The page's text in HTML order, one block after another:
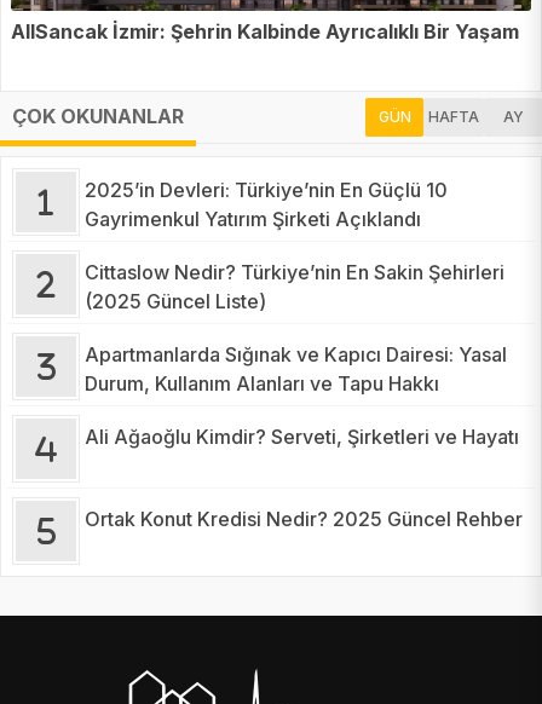
AllSancak İzmir: Şehrin Kalbinde Ayrıcalıklı Bir Yaşam
ÇOK OKUNANLAR GÜN HAFTA AY
2025’in Devleri: Türkiye’nin En Güçlü 10
Gayrimenkul Yatırım Şirketi Açıklandı
Cittaslow Nedir? Türkiye’nin En Sakin Şehirleri
(2025 Güncel Liste)
Apartmanlarda Sığınak ve Kapıcı Dairesi: Yasal
Durum, Kullanım Alanları ve Tapu Hakkı
Ali Ağaoğlu Kimdir? Serveti, Şirketleri ve Hayatı
Ortak Konut Kredisi Nedir? 2025 Güncel Rehber